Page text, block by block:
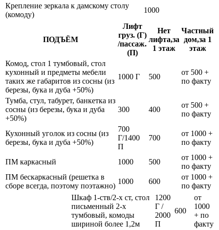
Крепление зеркала к дамскому столу
(комоду)
1000
ПОДЪЁМ
Лифт
груз. (Г)
/пассаж.
(П)
Нет
лифта,за
1 этаж
Частный
дом,за 1
этаж
Комод, стол 1 тумбовый, стол
кухонный и предметы мебели
таких же габаритов из сосны (из
березы, бука и дуба +50%)
1000 Г 500
от 500 +
по факту
Тумба, стул, табурет, банкетка из
сосны (из березы, бука и дуба
+50%)
300 400
от 500 +
по факту
Кухонный уголок из сосны (из
березы, бука и дуба +50%)
700
Г/1400
П
700
от 1000 +
по факту
ПМ каркасный 1000 500
от 1000 +
по факту
ПМ бескаркасный (решетка в
сборе всегда, поэтому поэтажно)
1000 600
от 1000 +
по факту
Шкаф 1-ств/2-х ст, стол
письменный 2-х
тумбовый, комоды
шириной более 1,2м
1200
Г /
2000
П
600
от
1000
+ по
факту